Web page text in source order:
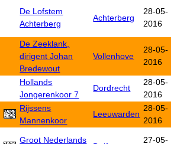
De Lofstem
Achterberg
Achterberg
28-05-
2016
De Zeeklank,
dirigent Johan
Bredewout
Vollenhove
28-05-
2016
Hollands
Jongerenkoor 7
Dordrecht
28-05-
2016
Rijssens
Mannenkoor
Leeuwarden
28-05-
2016
Groot Nederlands
27-05-